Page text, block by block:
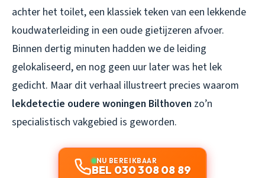
achter het toilet, een klassiek teken van een lekkende
koudwaterleiding in een oude gietijzeren afvoer.
Binnen dertig minuten hadden we de leiding
gelokaliseerd, en nog geen uur later was het lek
gedicht. Maar dit verhaal illustreert precies waarom
lekdetectie oudere woningen Bilthoven zo’n
specialistisch vakgebied is geworden.
NU BEREIKBAAR
BEL 030 308 08 89